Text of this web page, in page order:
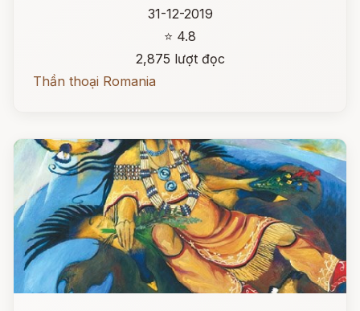
31-12-2019
⭐ 4.8
2,875 lượt đọc
Thần thoại Romania